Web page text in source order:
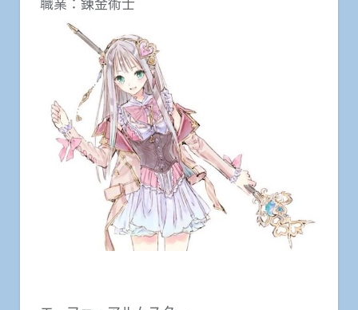
職業：錬金術士